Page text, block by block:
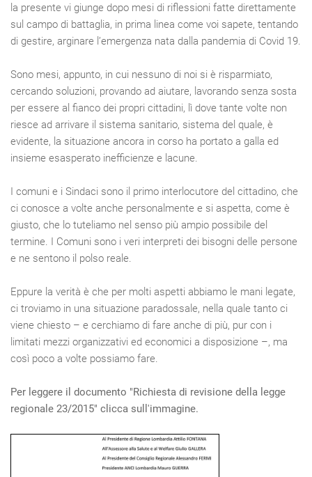
la presente vi giunge dopo mesi di riflessioni fatte direttamente
sul campo di battaglia, in prima linea come voi sapete, tentando
di gestire, arginare l’emergenza nata dalla pandemia di Covid 19.
Sono mesi, appunto, in cui nessuno di noi si è risparmiato,
cercando soluzioni, provando ad aiutare, lavorando senza sosta
per essere al fianco dei propri cittadini, lì dove tante volte non
riesce ad arrivare il sistema sanitario, sistema del quale, è
evidente, la situazione ancora in corso ha portato a galla ed
insieme esasperato inefficienze e lacune.
I comuni e i Sindaci sono il primo interlocutore del cittadino, che
ci conosce a volte anche personalmente e si aspetta, come è
giusto, che lo tuteliamo nel senso più ampio possibile del
termine. I Comuni sono i veri interpreti dei bisogni delle persone
e ne sentono il polso reale.
Eppure la verità è che per molti aspetti abbiamo le mani legate,
ci troviamo in una situazione paradossale, nella quale tanto ci
viene chiesto – e cerchiamo di fare anche di più, pur con i
limitati mezzi organizzativi ed economici a disposizione –, ma
così poco a volte possiamo fare.
Per leggere il documento "Richiesta di revisione della legge
regionale 23/2015" clicca sull'immagine.